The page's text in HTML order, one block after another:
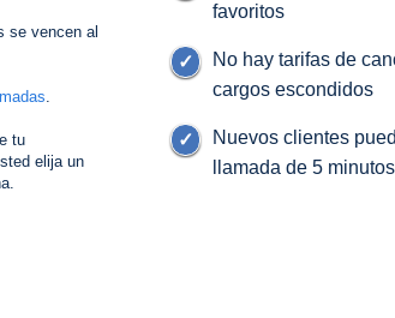
se vencen al
.
tu
elija un
favoritos
No hay tarifas de
cargos escondidos
Nuevos clientes
llamada de 5